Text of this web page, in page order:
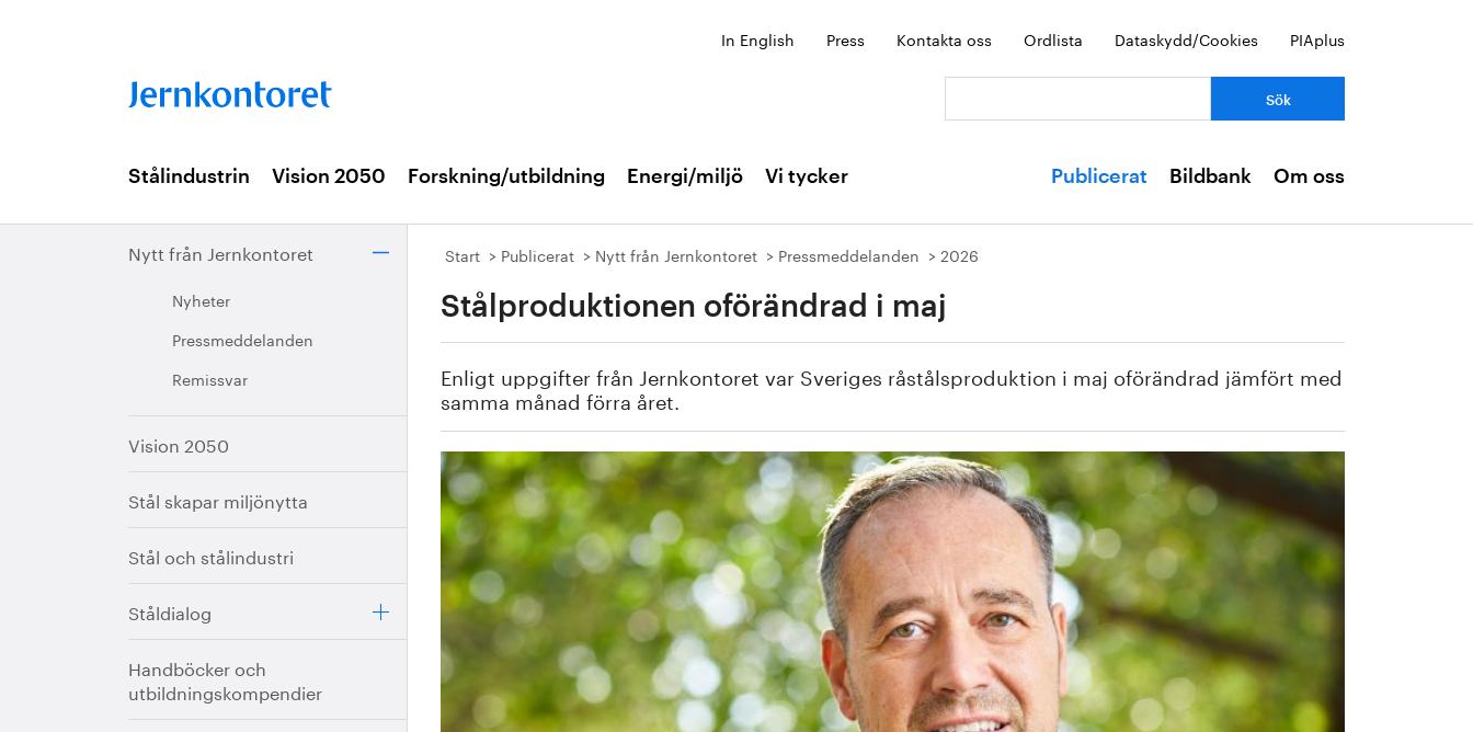
In English Press Kontakta oss Ordlista Dataskydd/Cookies PIAplus
Stålindustrin Vision 2050 Forskning/utbildning Energi/miljö Vi tycker Publicerat Bildbank Om oss
Nytt från Jernkontoret
Nyheter
Pressmeddelanden
Remissvar
Vision 2050
Stål skapar miljönytta
Stål och stålindustri
Ståldialog
Handböcker och
utbildningskompendier
Start Publicerat Nytt från Jernkontoret Pressmeddelanden 2026
Stålproduktionen oförändrad i maj
Enligt uppgifter från Jernkontoret var Sveriges råstålsproduktion i maj oförändrad jämfört med
samma månad förra året.